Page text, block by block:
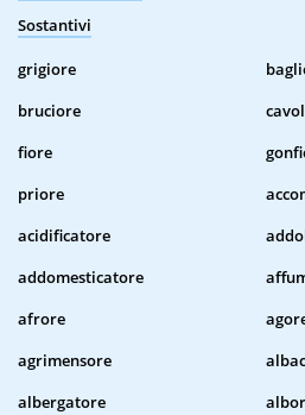
Sostantivi
grigiore
bruciore
fiore
priore
acidificatore
addomesticatore
afrore
agrimensore
albergatore